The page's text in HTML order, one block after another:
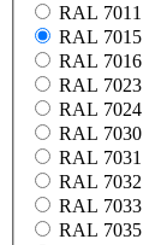
RAL 7011
RAL 7015
RAL 7016
RAL 7023
RAL 7024
RAL 7030
RAL 7031
RAL 7032
RAL 7033
RAL 7035